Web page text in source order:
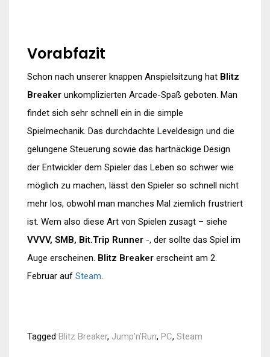
Vorabfazit
Schon nach unserer knappen Anspielsitzung hat Blitz
Breaker unkomplizierten Arcade-Spaß geboten. Man
findet sich sehr schnell ein in die simple
Spielmechanik. Das durchdachte Leveldesign und die
gelungene Steuerung sowie das hartnäckige Design
der Entwickler dem Spieler das Leben so schwer wie
möglich zu machen, lässt den Spieler so schnell nicht
mehr los, obwohl man manches Mal ziemlich frustriert
ist. Wem also diese Art von Spielen zusagt – siehe
VVVV, SMB, Bit.Trip Runner -, der sollte das Spiel im
Auge erscheinen. Blitz Breaker erscheint am 2.
Februar auf Steam.
Tagged Blitz Breaker, Jump'n'Run, PC, Steam